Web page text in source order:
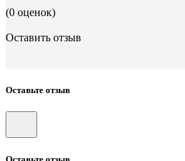
(0 оценок)
Оставить отзыв
Оставьте отзыв